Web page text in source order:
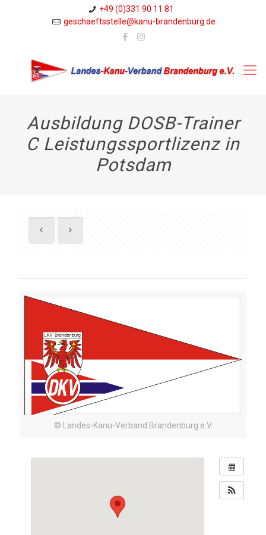
+49 (0)331 90 11 81
geschaeftsstelle@kanu-brandenburg.de
Ausbildung DOSB-Trainer
C Leistungssportlizenz in
Potsdam
© Landes-Kanu-Verband Brandenburg e.V.